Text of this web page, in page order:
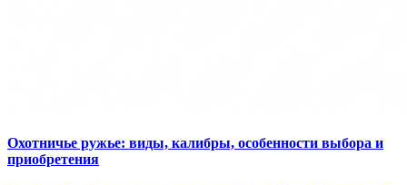
Охотничье ружье: виды, калибры, особенности выбора и
приобретения